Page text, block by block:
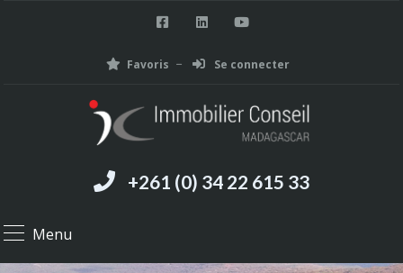
Favoris Se connecter
+261 (0) 34 22 615 33
Menu